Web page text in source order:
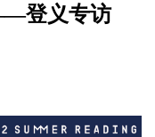
登义专访